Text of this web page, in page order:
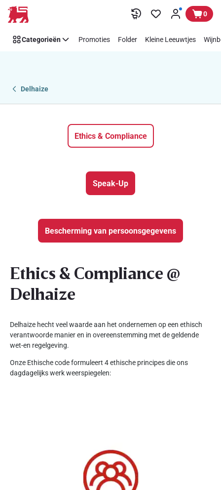
Overslaan
Compliance
0
Categorieën Promoties Folder Kleine Leeuwtjes
Delhaize
Ethics & Compliance
Speak-Up
Bescherming van persoonsgegevens
Ethics & Compliance @
Delhaize
Delhaize hecht veel waarde aan het ondernemen op een ethisch
verantwoorde manier en in overeenstemming met de geldende
wet-en regelgeving.
Onze Ethische code formuleert 4 ethische principes die ons
dagdagelijks werk weerspiegelen: